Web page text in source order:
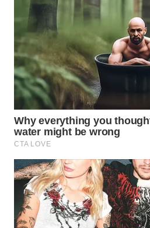
WN
SURABAYA
WN
NATUNA
WN
BINTAN
WN
MANDALIKA
WN
LIKUPANG
WN